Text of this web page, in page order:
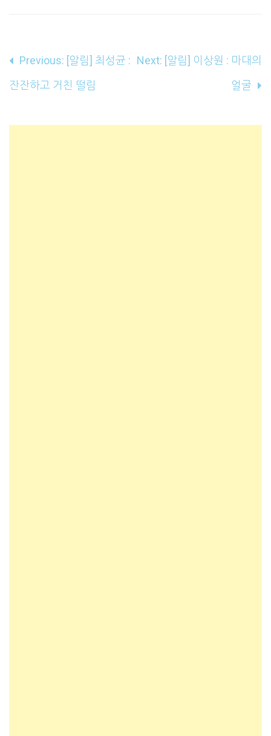
글
내
게
Previous: [알림] 최성균 :
잔잔하고 거친 떨림
Next: [알림] 이상원 : 마대의
얼굴